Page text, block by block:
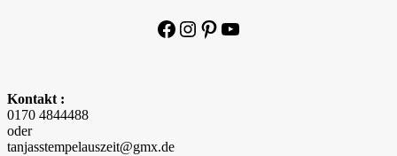
Facebook
Instagram
Pinterest
YouTube
Kontakt :
0170 4844488
oder
tanjasstempelauszeit@gmx.de